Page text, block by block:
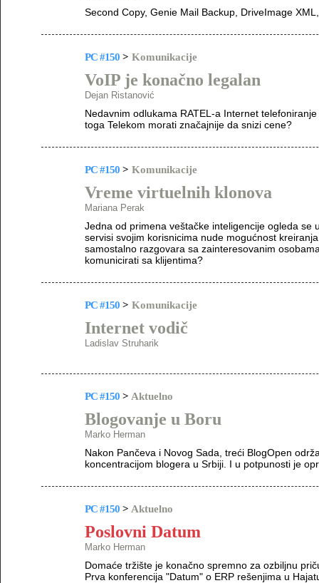
Second Copy, Genie Mail Backup, DriveImage
PC #150 > Komunikacije
VoIP je konačno legalan
Dejan Ristanović
Nedavnim odlukama RATEL-a Internet
toga Telekom morati značajnije da snizi cene?
PC #150 > Komunikacije
Vreme virtuelnih klonova
Mariana Perak
Jedna od primena veštačke inteligencije ogleda se
servisi svojim korisnicima nude mogućnost
samostalno razgovara sa zainteresovanim
komunicirati sa klijentima?
PC #150 > Komunikacije
Internet vodič
Ladislav Struharik
PC #150 > Aktuelno
Blogovanje u Boru
Marko Herman
Nakon Pančeva i Novog Sada, treći BlogOpen
koncentracijom blogera u Srbiji. I u potpunosti je
PC #150 > Aktuelno
Poslovni Datum
Marko Herman
Domaće tržište je konačno spremno za ozbiljnu
Prva konferencija "Datum" o ERP rešenjima u